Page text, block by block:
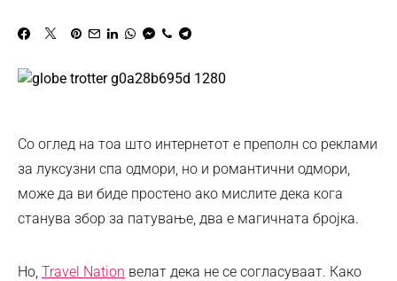
Со оглед на тоа што интернетот е преполн со реклами
за луксузни спа одмори, но и романтични одмори,
може да ви биде простено ако мислите дека кога
станува збор за патување, два е магичната бројка.
Но, Travel Nation велат дека не се согласуваат. Како